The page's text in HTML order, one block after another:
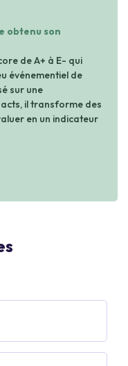
obtenu son
de A+ à E- qui
événementiel de
sur une
il transforme des
en un indicateur